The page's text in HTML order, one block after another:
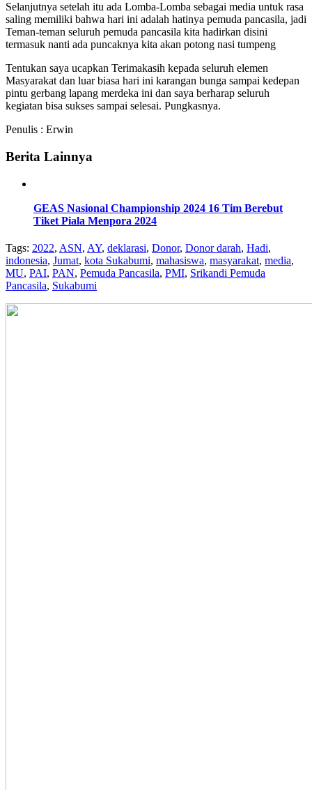
Selanjutnya setelah itu ada Lomba-Lomba sebagai media untuk rasa
saling memiliki bahwa hari ini adalah hatinya pemuda pancasila, jadi
Teman-teman seluruh pemuda pancasila kita hadirkan disini
termasuk nanti ada puncaknya kita akan potong nasi tumpeng
Tentukan saya ucapkan Terimakasih kepada seluruh elemen
Masyarakat dan luar biasa hari ini karangan bunga sampai kedepan
pintu gerbang lapang merdeka ini dan saya berharap seluruh
kegiatan bisa sukses sampai selesai. Pungkasnya.
Penulis : Erwin
Berita Lainnya
GEAS Nasional Championship 2024 16 Tim Berebut
Tiket Piala Menpora 2024
Tags: 2022, ASN, AY, deklarasi, Donor, Donor darah, Hadi,
indonesia, Jumat, kota Sukabumi, mahasiswa, masyarakat, media,
MU, PAI, PAN, Pemuda Pancasila, PMI, Srikandi Pemuda
Pancasila, Sukabumi